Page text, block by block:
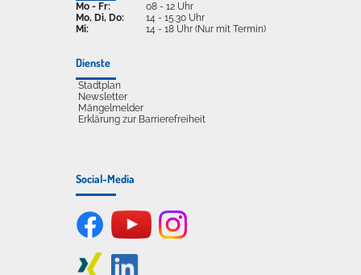
Mo - Fr:
Mo, Di, Do:
Mi:
08 - 12 Uhr
14 - 15.30 Uhr
14 - 18 Uhr (Nur mit Termin)
Dienste
Stadtplan
Newsletter
Mängelmelder
Erklärung zur Barrierefreiheit
Social-Media